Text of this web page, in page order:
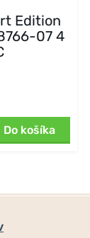
Edition
07 4
Do košíka